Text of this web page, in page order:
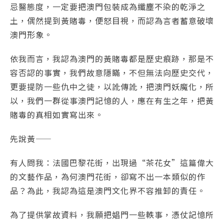
忌醫態度，一定要把澳門包裝成為纖塵不染的乾淨之
土，偶然提到黃賭毒，便怒目視，而認為言者蓄意破壞
澳門形象。
依我而言，我認為澳門的黃賭毒都是歷史痕跡，那是不
容否認的事實，我們故意隱瞞，不但無法向歷史交代，
更要提防一些仇中之徒，以訛傳訛，把澳門妖魔化，所
以，我們一群從事澳門記憶的人，應在有生之年，把黃
賭毒的真相如實寫出來。
先說黃――
有人問我：法國巴黎花街，出現過“茶花女”這篇偉大
的文藝作品，為何澳門花街，卻寫不出一本類似的作
品？為此，我認為這是澳門文化界不容推卸的責任。
為了提供掌故資料，我願把娼門一些軼事，憑仗記憶所